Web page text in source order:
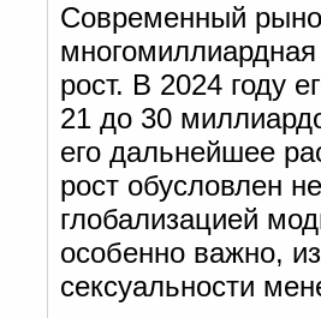
Современный
рост. В 2024 году
21 до 30
его дальнейшее
рост обусловлен
глобализацией
особенно важно,
сексуальности